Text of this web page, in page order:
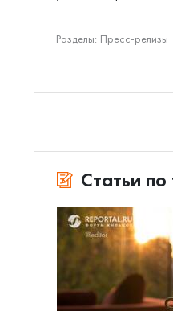
Разделы: Пресс-релизы
Статьи по